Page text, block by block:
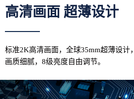
高清画面 超薄设计
标准2K高清画面，全球35mm超薄设计，
画质细腻，8级亮度自由调节。